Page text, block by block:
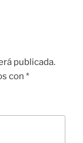
publicada.
con *